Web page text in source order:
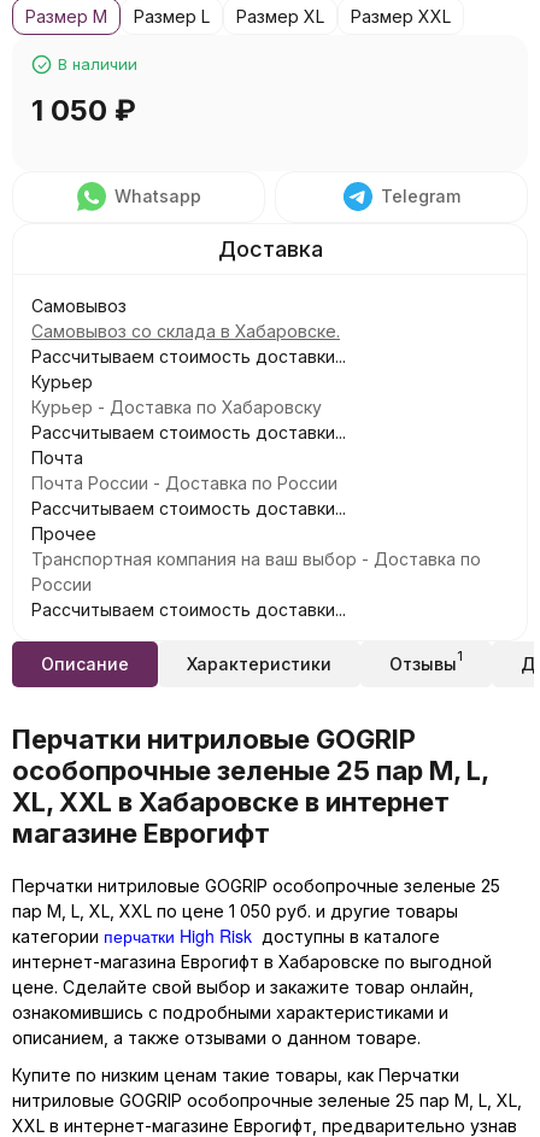
Размер M Размер L Размер XL Размер XXL
В наличии
1 050 ₽
Whatsapp Telegram
Самовывоз
Самовывоз со склада в Хабаровске.
Рассчитываем стоимость доставки...
Курьер
Курьер - Доставка по Хабаровску
Рассчитываем стоимость доставки...
Почта
Почта России - Доставка по России
Рассчитываем стоимость доставки...
Прочее
Транспортная компания на ваш выбор - Доставка по
России
Рассчитываем стоимость доставки...
Описание Характеристики Отзывы1
Перчатки нитриловые GOGRIP
особопрочные зеленые 25 пар M, L,
XL, XXL в Хабаровске в интернет
магазине Еврогифт
Перчатки нитриловые GOGRIP особопрочные зеленые 25
пар M, L, XL, XXL по цене 1 050 руб. и другие товары
категории перчатки High Risk доступны в каталоге
интернет-магазина Еврогифт в Хабаровске по выгодной
цене. Сделайте свой выбор и закажите товар онлайн,
ознакомившись с подробными характеристиками и
описанием, а также отзывами о данном товаре.
Купите по низким ценам такие товары, как Перчатки
нитриловые GOGRIP особопрочные зеленые 25 пар M, L, XL,
XXL в интернет-магазине Еврогифт, предварительно узнав